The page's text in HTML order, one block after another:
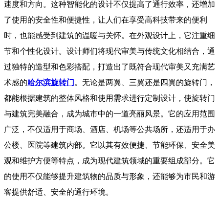
速度和方向。这种智能化的设计不仅提高了通行效率，还增加
了使用的安全性和便捷性，让人们在享受高科技带来的便利
时，也能感受到建筑的温暖与关怀。在外观设计上，它注重细
节和个性化设计。设计师们将现代审美与传统文化相结合，通
过独特的造型和色彩搭配，打造出了既符合现代审美又充满艺
术感的哈尔滨旋转门 。无论是两翼、三翼还是四翼的旋转门，
都能根据建筑的整体风格和使用需求进行定制设计，使旋转门
与建筑完美融合，成为城市中的一道亮丽风景。它的应用范围
广泛，不仅适用于商场、酒店、机场等公共场所，还适用于办
公楼、医院等建筑内部。它以其有效便捷、节能环保、安全美
观和维护方便等特点，成为现代建筑领域的重要组成部分。它
的使用不仅能够提升建筑物的品质与形象，还能够为市民和游
客提供舒适、安全的通行环境。